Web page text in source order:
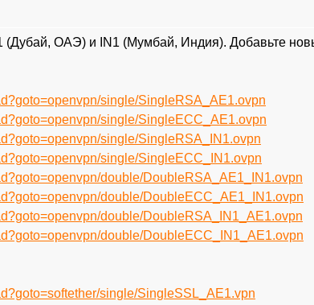
ОАЭ) и IN1 (Мумбай, Индия). Добавьте
single/SingleRSA_AE1.ovpn
single/SingleECC_AE1.ovpn
single/SingleRSA_IN1.ovpn
single/SingleECC_IN1.ovpn
double/DoubleRSA_AE1_IN1.ovpn
double/DoubleECC_AE1_IN1.ovpn
double/DoubleRSA_IN1_AE1.ovpn
double/DoubleECC_IN1_AE1.ovpn
single/SingleSSL_AE1.vpn